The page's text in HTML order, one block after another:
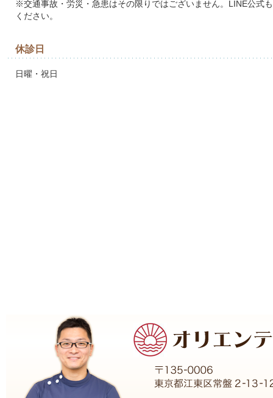
※交通事故・労災・急患はその限りではございません。LINE公式
ください。
休診日
日曜・祝日